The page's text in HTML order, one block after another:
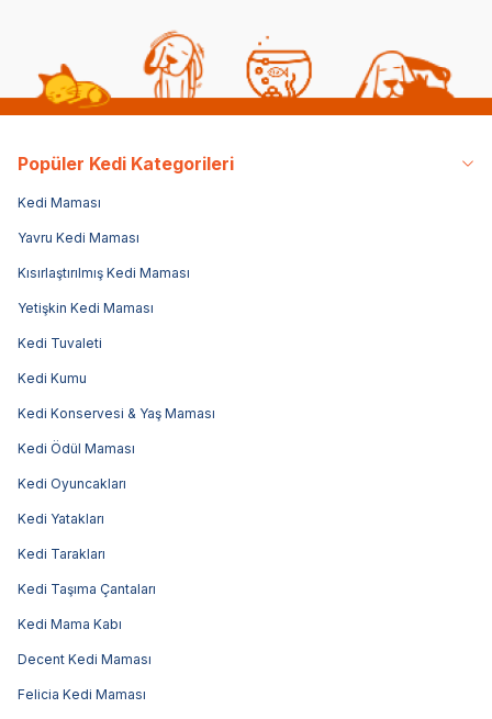
Popüler Kedi Kategorileri
Kedi Maması
Yavru Kedi Maması
Kısırlaştırılmış Kedi Maması
Yetişkin Kedi Maması
Kedi Tuvaleti
Kedi Kumu
Kedi Konservesi & Yaş Maması
Kedi Ödül Maması
Kedi Oyuncakları
Kedi Yatakları
Kedi Tarakları
Kedi Taşıma Çantaları
Kedi Mama Kabı
Decent Kedi Maması
Felicia Kedi Maması